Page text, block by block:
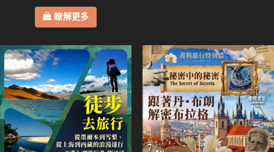
瞭解更多